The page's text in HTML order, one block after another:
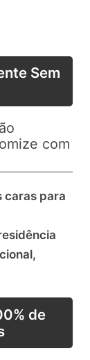
Sem
com
caras para
de